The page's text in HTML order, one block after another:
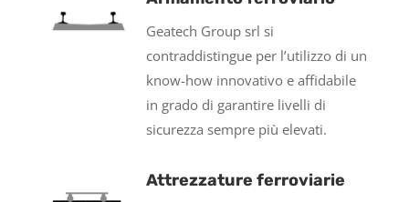
Geatech Group srl si
contraddistingue per l’utilizzo di un
know-how innovativo e affidabile
in grado di garantire livelli di
sicurezza sempre più elevati.
Attrezzature ferroviarie